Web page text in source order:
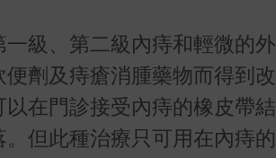
級、第二級內痔和輕微的外
劑及痔瘡消腫藥物而得到改
在門診接受內痔的橡皮帶結
但此種治療只可用在內痔的